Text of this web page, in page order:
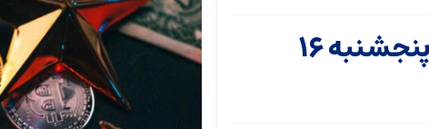
قیمت روز ارزهای دیجیتال پنجشنبه ۱۶